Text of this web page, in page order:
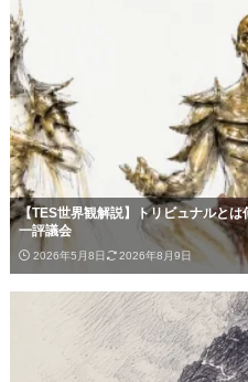
【TES世界観解説】トリビュナルと
一評議会
2026年5月8日 2026年8月9日